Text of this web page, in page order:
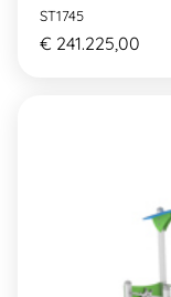
ST1745
€ 241.225,00